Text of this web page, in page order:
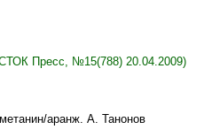
Пресс, №15(788) 20.04.2009)
аранж. А. Танонов